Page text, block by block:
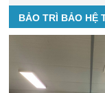
BẢO TRÌ BẢO HỆ